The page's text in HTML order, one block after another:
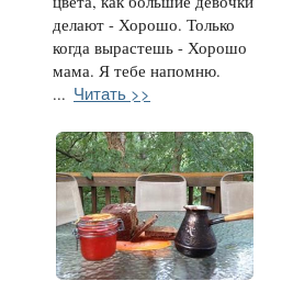
делают - Хорошо. Только
когда вырастешь - Хорошо
мама. Я тебе напомню.
... Читать >>